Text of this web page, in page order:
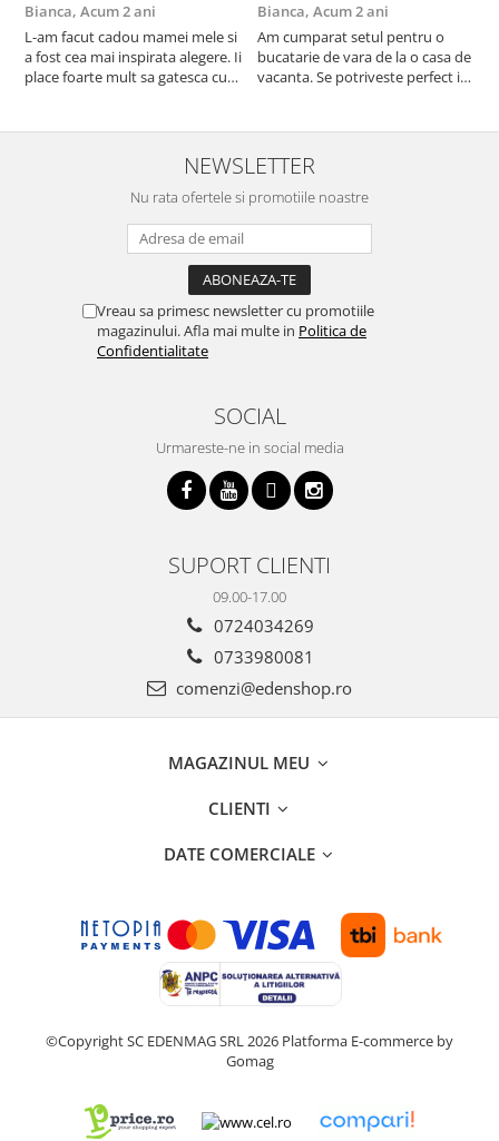
Bianca, Acum 2 ani
L-am facut cadou mamei mele si
a fost cea mai inspirata alegere. Ii
place foarte mult sa gatesca cu
cratita...ma gandesc serios sa imi
cumpar si eu! Recomand mult !
Bianca, Acum 2 ani
Am cumparat setul pentru o
bucatarie de vara de la o casa de
vacanta. Se potriveste perfect in
buna, recomand cu drag !
NEWSLETTER
Nu rata ofertele si promotiile noastre
Vreau sa primesc newsletter cu promotiile
magazinului. Afla mai multe in Politica de
Confidentialitate
SOCIAL
Urmareste-ne in social media
SUPORT CLIENTI
09.00-17.00
0724034269
0733980081
comenzi@edenshop.ro
MAGAZINUL MEU
CLIENTI
DATE COMERCIALE
©Copyright SC EDENMAG SRL 2026 Platforma E-commerce by
Gomag